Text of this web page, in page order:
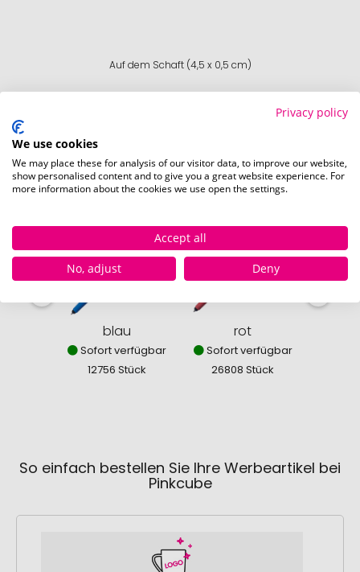
Auf dem Schaft (4,5 x 0,5 cm)
herunterladen.
Verfügbare Farben
blau
Sofort verfügbar
12756 Stück
rot
Sofort verfügbar
26808 Stück
So einfach bestellen Sie Ihre Werbeartikel bei
Pinkcube
Privacy policy
We use cookies
We may place these for analysis of our visitor data, to improve our website,
show personalised content and to give you a great website experience. For
more information about the cookies we use open the settings.
Accept all
No, adjust
Deny